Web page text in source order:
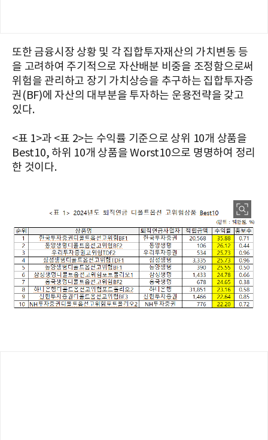
또한 금융시장 상황 및 각 집합투자재산의 가치변동 등
을 고려하여 주기적으로 자산배분 비중을 조정함으로써
위험을 관리하고 장기 가치상승을 추구하는 집합투자증
권(BF)에 자산의 대부분을 투자하는 운용전략을 갖고
있다.
<표 1>과 <표 2>는 수익률 기준으로 상위 10개 상품을
Best10, 하위 10개 상품을 Worst10으로 명명하여 정리
한 것이다.